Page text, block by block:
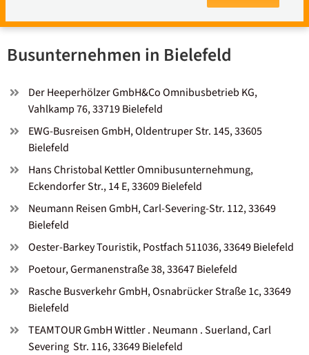
Busunternehmen in Bielefeld
Der Heeperhölzer GmbH&Co Omnibusbetrieb KG,
Vahlkamp 76, 33719 Bielefeld
EWG-Busreisen GmbH, Oldentruper Str. 145, 33605
Bielefeld
Hans Christobal Kettler Omnibusunternehmung,
Eckendorfer Str., 14 E, 33609 Bielefeld
Neumann Reisen GmbH, Carl-Severing-Str. 112, 33649
Bielefeld
Oester-Barkey Touristik, Postfach 511036, 33649 Bielefeld
Poetour, Germanenstraße 38, 33647 Bielefeld
Rasche Busverkehr GmbH, Osnabrücker Straße 1c, 33649
Bielefeld
TEAMTOUR GmbH Wittler . Neumann . Suerland, Carl 
Severing  Str. 116, 33649 Bielefeld